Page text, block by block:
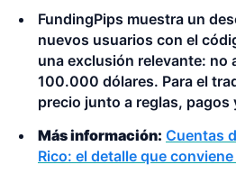
FundingPips muestra un
nuevos usuarios con el
una exclusión relevante: no
100.000 dólares. Para el
precio junto a reglas, pagos
Más información: Cuentas
Rico: el detalle que